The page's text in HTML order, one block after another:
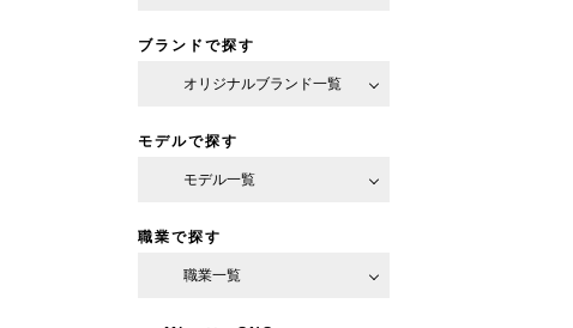
ブランドで探す
オリジナルブランド一覧
モデルで探す
モデル一覧
職業で探す
職業一覧